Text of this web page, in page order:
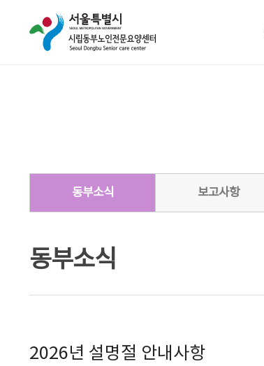
동부소식 보고사항
동부소식
2026년 설명절 안내사항